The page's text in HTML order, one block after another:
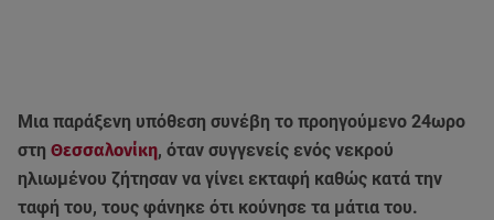
Μια παράξενη υπόθεση συνέβη το προηγούμενο 24ωρο
στη Θεσσαλονίκη, όταν συγγενείς ενός νεκρού
ηλιωμένου ζήτησαν να γίνει εκταφή καθώς κατά την
ταφή του, τους φάνηκε ότι κούνησε τα μάτια του.